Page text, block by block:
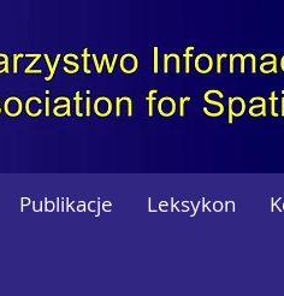
Publikacje Leksykon